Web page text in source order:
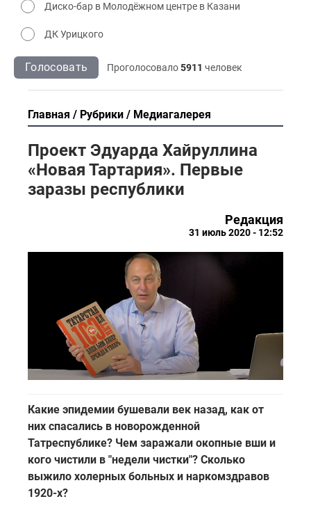
Диско-бар в Молодёжном центре в Казани
ДК Урицкого
Голосовать Проголосовало5911 человек
Главная Рубрики Медиагалерея
Проект Эдуарда Хайруллина
«Новая Тартария». Первые
заразы республики
Редакция
31 июль 2020 - 12:52
Какие эпидемии бушевали век назад, как от
них спасались в новорожденной
Татреспублике? Чем заражали окопные вши и
кого чистили в "недели чистки"? Сколько
выжило холерных больных и наркомздравов
1920-х?